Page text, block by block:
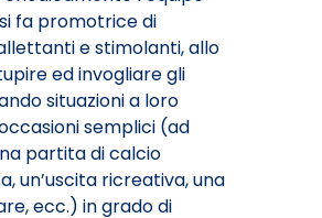
fa promotrice di
e stimolanti, allo
ed invogliare gli
situazioni a loro
semplici (ad
partita di calcio
un’uscita ricreativa, una
ecc.) in grado di